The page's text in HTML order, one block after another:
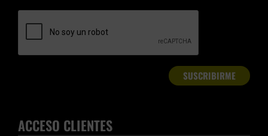
ACCESO CLIENTES